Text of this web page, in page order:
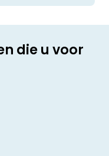
die u voor